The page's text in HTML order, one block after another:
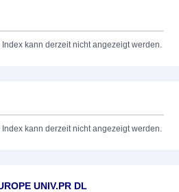
kann derzeit nicht angezeigt werden.
kann derzeit nicht angezeigt werden.
UNIV.PR DL